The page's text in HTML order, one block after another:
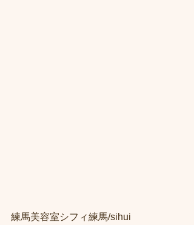
練馬美容室シフィ練馬/sihui